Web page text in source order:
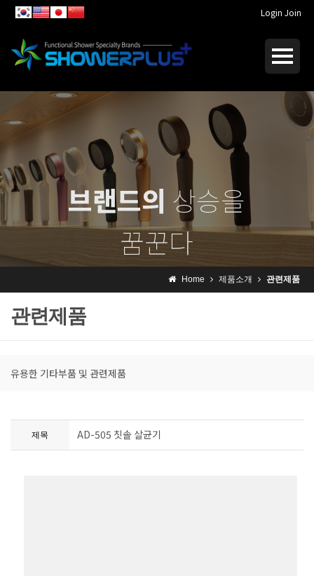
Login Join
브랜드의 상승을
꿈꾼다
I dream ofrising brand
Home 제품소개 관련제품
관련제품
유용한 기타부품 및 관련제품
제목 AD-505 칫솔 살균기